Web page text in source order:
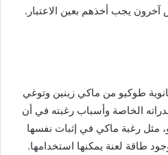
يجب أخذهم بعين الاعتبار.
طوكيو من ماكي زينين وتوغي
الخاصة وأسباب رغبته في أن
رغبة ماكي في إثبات نفسها
طاقة لعنة يمكنها استخدامها.